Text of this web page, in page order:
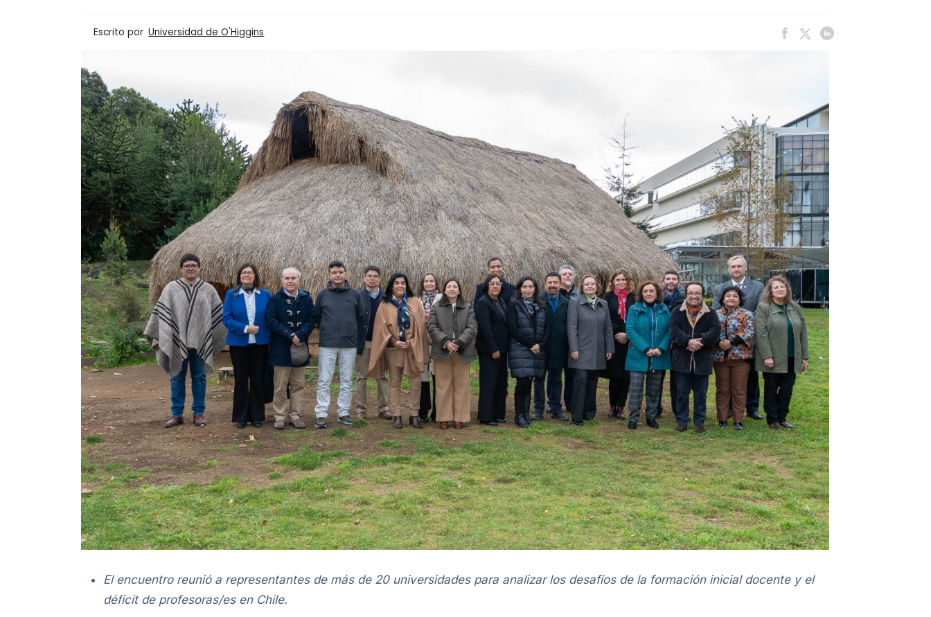
Escrito por Universidad de O'Higgins
El encuentro reunió a representantes de más de 20 universidades para analizar los desafíos de la formación inicial docente y el
déficit de profesoras/es en Chile.